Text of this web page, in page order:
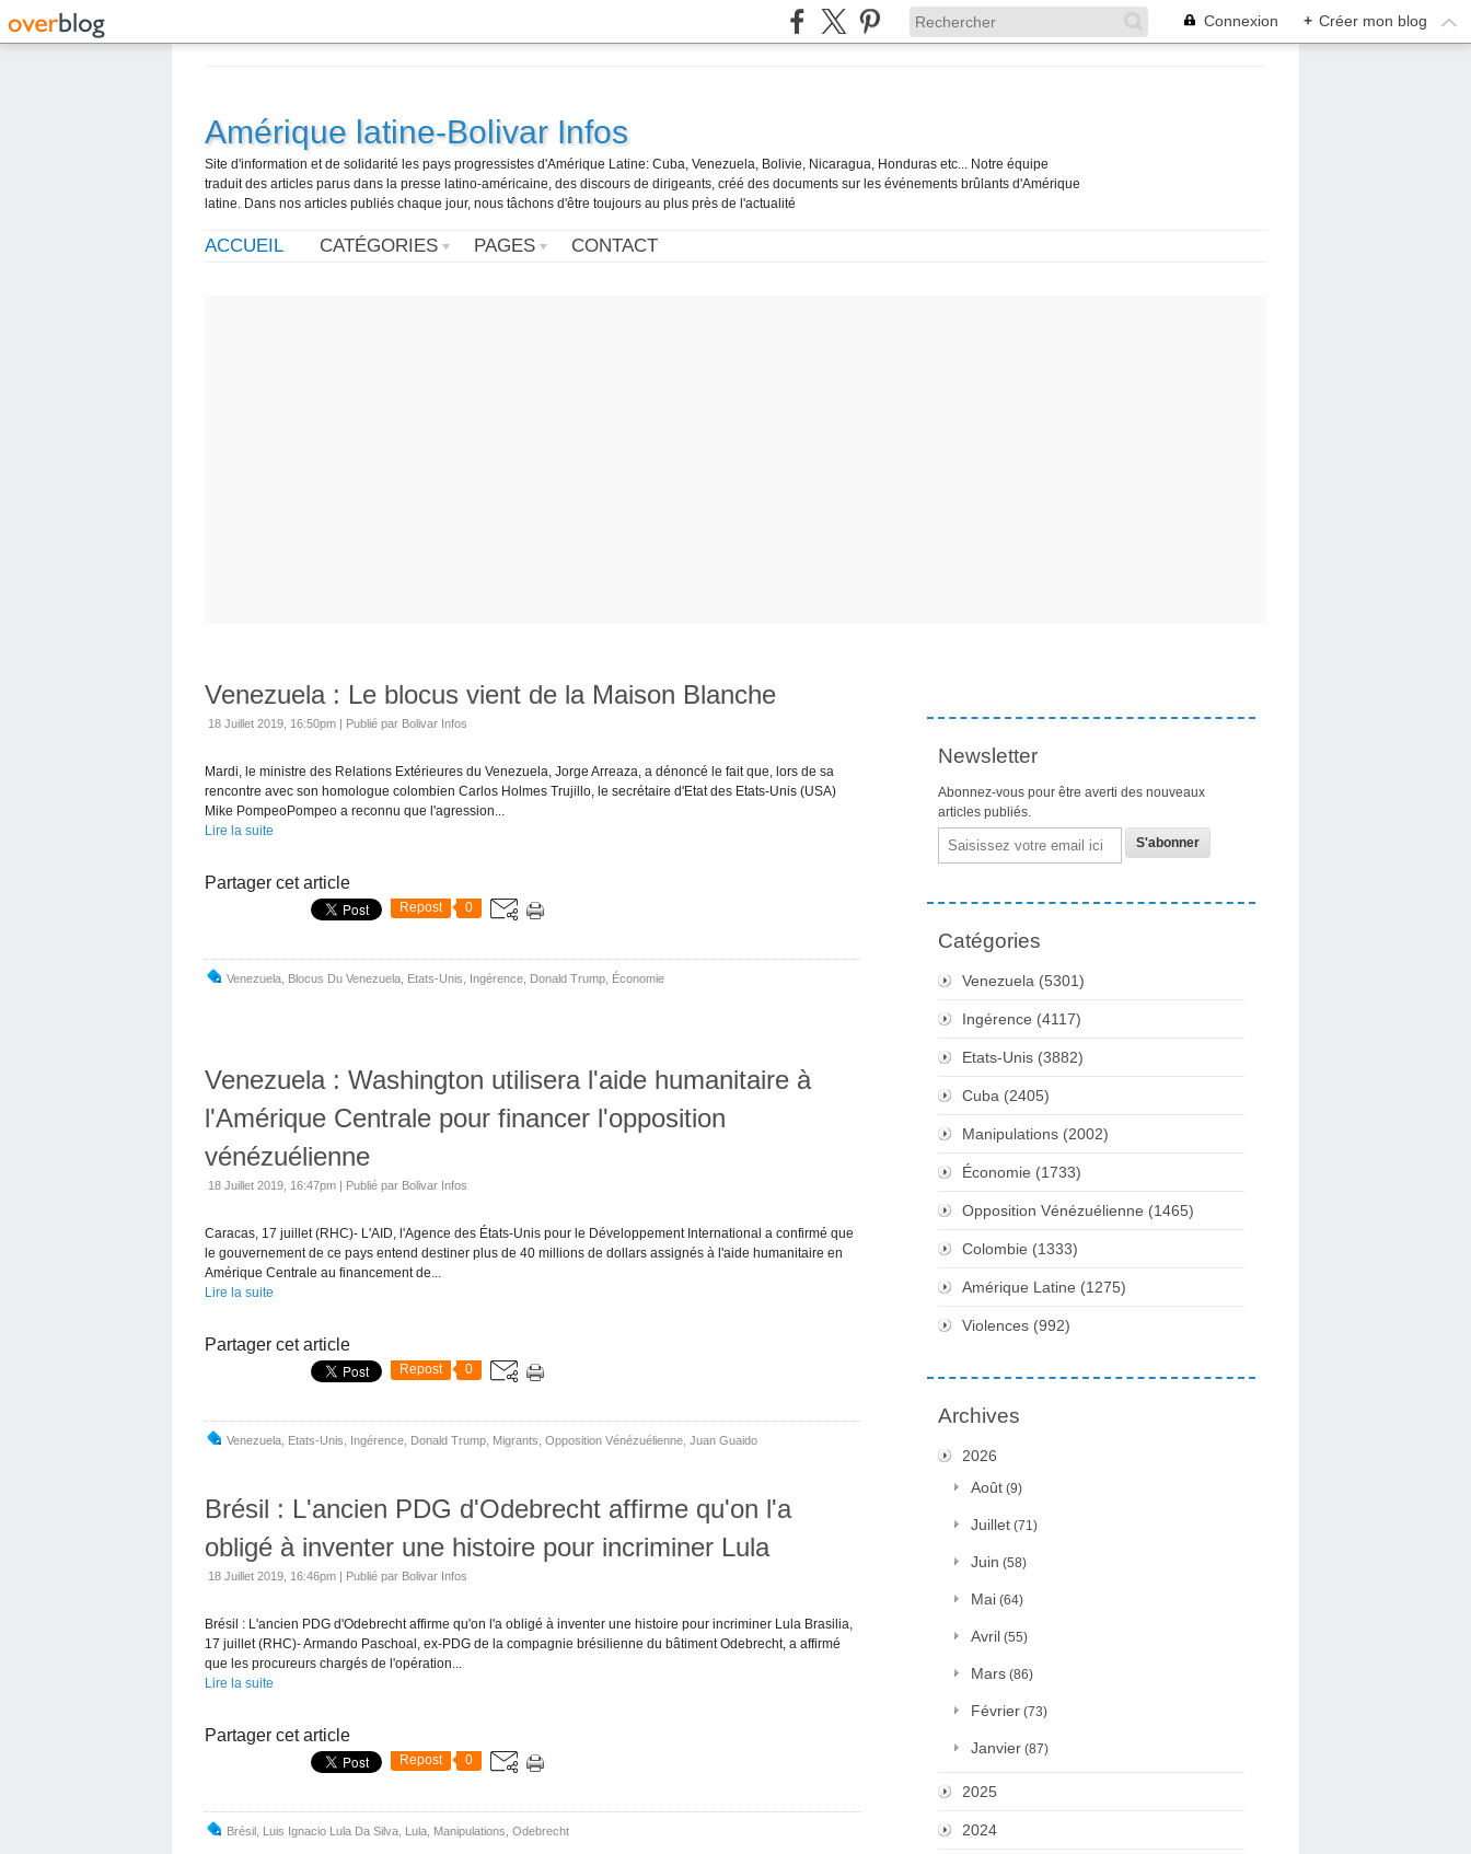
Connexion + Créer mon blog
Amérique latine-Bolivar Infos
Site d'information et de solidarité les pays progressistes d'Amérique Latine: Cuba, Venezuela, Bolivie, Nicaragua, Honduras etc... Notre équipe
traduit des articles parus dans la presse latino-américaine, des discours de dirigeants, créé des documents sur les événements brûlants d'Amérique
latine. Dans nos articles publiés chaque jour, nous tâchons d'être toujours au plus près de l'actualité
ACCUEIL CATÉGORIES PAGES CONTACT
Venezuela : Le blocus vient de la Maison Blanche
18 Juillet 2019, 16:50pm | Publié par Bolivar Infos
Mardi, le ministre des Relations Extérieures du Venezuela, Jorge Arreaza, a dénoncé le fait que, lors de sa
rencontre avec son homologue colombien Carlos Holmes Trujillo, le secrétaire d'Etat des Etats-Unis (USA)
Mike PompeoPompeo a reconnu que l'agression...
Lire la suite
Partager cet article
Repost 0
Venezuela Blocus Du Venezuela Etats-Unis Ingérence Donald Trump Économie
Venezuela : Washington utilisera l'aide humanitaire à
l'Amérique Centrale pour financer l'opposition
vénézuélienne
18 Juillet 2019, 16:47pm | Publié par Bolivar Infos
Caracas, 17 juillet (RHC)- L'AID, l'Agence des États-Unis pour le Développement International a confirmé que
le gouvernement de ce pays entend destiner plus de 40 millions de dollars assignés à l'aide humanitaire en
Amérique Centrale au financement de...
Lire la suite
Partager cet article
Repost 0
Venezuela Etats-Unis Ingérence Donald Trump Migrants Opposition Vénézuélienne Juan Guaido
Brésil : L'ancien PDG d'Odebrecht affirme qu'on l'a
obligé à inventer une histoire pour incriminer Lula
18 Juillet 2019, 16:46pm | Publié par Bolivar Infos
Brésil : L'ancien PDG d'Odebrecht affirme qu'on l'a obligé à inventer une histoire pour incriminer Lula Brasilia,
17 juillet (RHC)- Armando Paschoal, ex-PDG de la compagnie brésilienne du bâtiment Odebrecht, a affirmé
que les procureurs chargés de l'opération...
Lire la suite
Partager cet article
Repost 0
Brésil Luis Ignacio Lula Da Silva Lula Manipulations Odebrecht
Newsletter
Abonnez-vous pour être averti des nouveaux
articles publiés.
Email
Catégories
Venezuela (5301)
Ingérence (4117)
Etats-Unis (3882)
Cuba (2405)
Manipulations (2002)
Économie (1733)
Opposition Vénézuélienne (1465)
Colombie (1333)
Amérique Latine (1275)
Violences (992)
Archives
2026
Août (9)
Juillet (71)
Juin (58)
Mai (64)
Avril (55)
Mars (86)
Février (73)
Janvier (87)
2025
2024